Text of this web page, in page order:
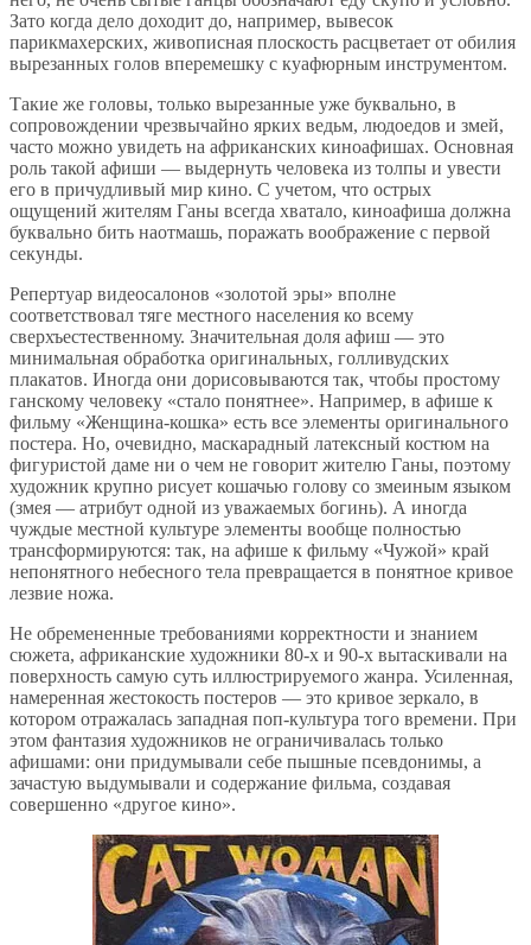
Зато когда дело доходит до, например, вывесок
парикмахерских, живописная плоскость расцветает от обилия
вырезанных голов вперемешку с куафюрным инструментом.
Такие же головы, только вырезанные уже буквально, в
сопровождении чрезвычайно ярких ведьм, людоедов и змей,
часто можно увидеть на африканских киноафишах. Основная
роль такой афиши — выдернуть человека из толпы и увести
его в причудливый мир кино. С учетом, что острых
ощущений жителям Ганы всегда хватало, киноафиша должна
буквально бить наотмашь, поражать воображение с первой
секунды.
Репертуар видеосалонов «золотой эры» вполне
соответствовал тяге местного населения ко всему
сверхъестественному. Значительная доля афиш — это
минимальная обработка оригинальных, голливудских
плакатов. Иногда они дорисовываются так, чтобы простому
ганскому человеку «стало понятнее». Например, в афише к
фильму «Женщина-кошка» есть все элементы оригинального
постера. Но, очевидно, маскарадный латексный костюм на
фигуристой даме ни о чем не говорит жителю Ганы, поэтому
художник крупно рисует кошачью голову со змеиным языком
(змея — атрибут одной из уважаемых богинь). А иногда
чуждые местной культуре элементы вообще полностью
трансформируются: так, на афише к фильму «Чужой» край
непонятного небесного тела превращается в понятное кривое
лезвие ножа.
Не обремененные требованиями корректности и знанием
сюжета, африканские художники 80-х и 90-х вытаскивали на
поверхность самую суть иллюстрируемого жанра. Усиленная,
намеренная жестокость постеров — это кривое зеркало, в
котором отражалась западная поп-культура того времени. При
этом фантазия художников не ограничивалась только
афишами: они придумывали себе пышные псевдонимы, а
зачастую выдумывали и содержание фильма, создавая
совершенно «другое кино».